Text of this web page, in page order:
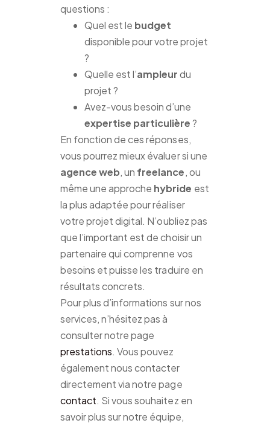
questions :
Quel est le budget
disponible pour votre projet
?
Quelle est l’ampleurdu
projet ?
Avez-vous besoin d’une
expertise particulière?
En fonction de ces réponses,
vous pourrez mieux évaluer si une
agence web, un freelance, ou
même une approche hybride est
la plus adaptée pour réaliser
votre projet digital. N’oubliez pas
que l’important est de choisir un
partenaire qui comprenne vos
besoins et puisse les traduire en
résultats concrets.
Pour plus d’informations sur nos
services, n’hésitez pas à
consulter notre page
prestations. Vous pouvez
également nous contacter
directement via notre page
contact. Si vous souhaitez en
savoir plus sur notre équipe,